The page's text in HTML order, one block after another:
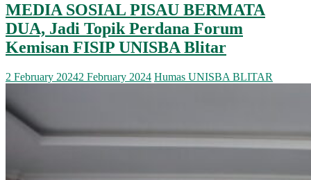
MEDIA SOSIAL PISAU BERMATA
DUA, Jadi Topik Perdana Forum
Kemisan FISIP UNISBA Blitar
2 February 20242 February 2024 Humas UNISBA BLITAR